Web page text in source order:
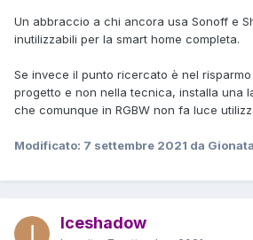
Un abbraccio a chi ancora usa Sonoff e
inutilizzabili per la smart home completa.
Se invece il punto ricercato è nel
progetto e non nella tecnica, installa una
che comunque in RGBW non fa luce
Modificato: 7 settembre 2021 da
Iceshadow